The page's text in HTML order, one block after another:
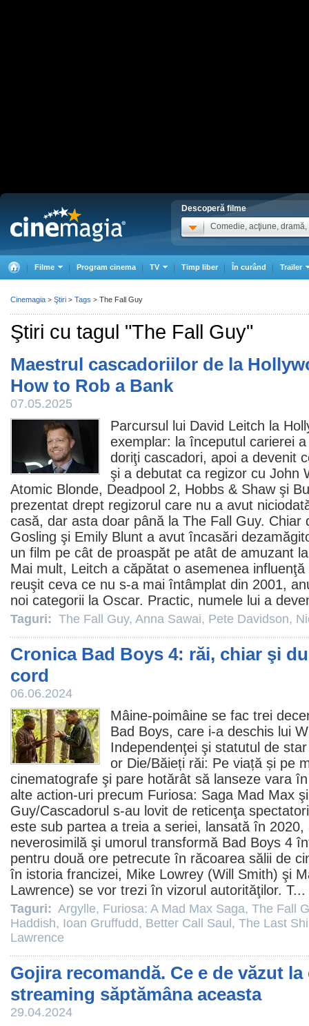
Descoperă filme
Comedie, acţiune, dramă,
Filme Program cinema TV Timp liber În curând Trailer
Ştiri cu tagul "The Fall Guy"
Maestrul cascadoriilor de la
How to Rob a Bank
07.05.2025
Parcursul lui David Leitch la
exemplar: la începutul carierei
doriţi cascadori, apoi a devenit
şi a debutat ca regizor cu John
Atomic Blonde, Deadpool 2, Hobbs & Shaw şi
prezentat drept regizorul care nu a avut
casă, dar asta doar până la The Fall Guy. Chiar
Gosling şi Emily Blunt a avut încasări
un film pe cât de proaspăt pe atât de amuzant
Mai mult, Leitch a căpătat o asemenea
reuşit ceva ce nu s-a mai întâmplat din 2001,
noi categorii la Oscar. Practic, numele lui a
Taguri: The Fall Guy, Anna Sawai, Pete Davidson,
Cronica Bad Boys 4: răi, chiar şi
cord
06.06.2024
Mâine-poimâine se fac trei
Bad Boys, care i-a deschis lui
Independenţei şi statutul de
or Die/Băieți răi: Pe viață și pe
cinematografe şi pare hotărât să lanseze vara
alte action-uri precum Furiosa: Saga Mad Max
Guy/Cascadorul s-au lovit de reticenţa
este sub partea a treia a seriei, lansată în 2020,
neverosimilă şi umorul transformă Bad Boys 4
pentru două ore petrecute în răcoarea sălii de
în istoria francizei, Mike Lowrey (Will Smith) şi
Lawrence) se vor trezi în vizorul autorităţilor. T...
Taguri: Argylle, Furiosa: A Mad Max Saga, The Fall
Haddish, Ioan Gruffudd, Better Call Saul , The Last
Lawrence
Gojira recomandă. Ce e de văzut
streaming săptămâna aceasta
29.04.2024
Cinemagia > Ştiri > Tags > The Fall Guy